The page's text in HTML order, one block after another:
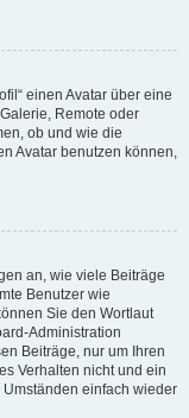
einen Avatar über eine
Remote oder
ob und wie die
Avatar benutzen können,
an, wie viele Beiträge
Benutzer wie
Sie den Wortlaut
Administration
Beiträge, nur um Ihren
Verhalten nicht und ein
einfach wieder